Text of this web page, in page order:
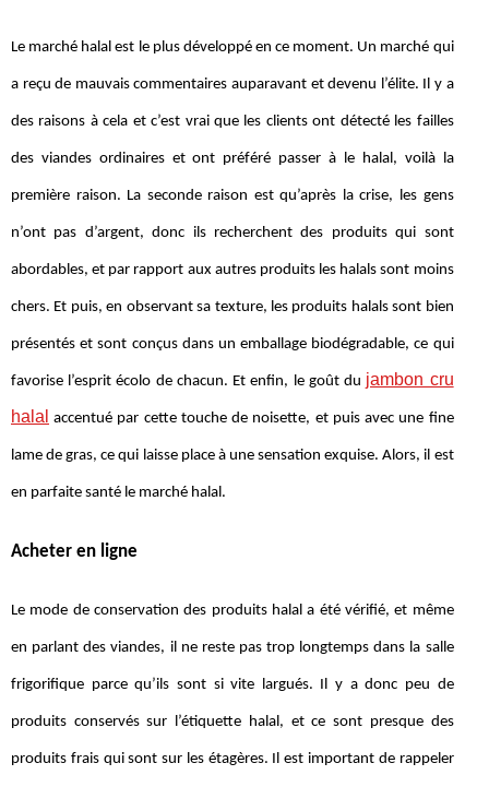
Le marché halal est le plus développé en ce moment. Un marché qui
a reçu de mauvais commentaires auparavant et devenu l’élite. Il y a
des raisons à cela et c’est vrai que les clients ont détecté les failles
des viandes ordinaires et ont préféré passer à le halal, voilà la
première raison. La seconde raison est qu’après la crise, les gens
n’ont pas d’argent, donc ils recherchent des produits qui sont
abordables, et par rapport aux autres produits les halals sont moins
chers. Et puis, en observant sa texture, les produits halals sont bien
présentés et sont conçus dans un emballage biodégradable, ce qui
favorise l’esprit écolo de chacun. Et enfin, le goût du jambon cru
halal accentué par cette touche de noisette, et puis avec une fine
lame de gras, ce qui laisse place à une sensation exquise. Alors, il est
en parfaite santé le marché halal.
Acheter en ligne
Le mode de conservation des produits halal a été vérifié, et même
en parlant des viandes, il ne reste pas trop longtemps dans la salle
frigorifique parce qu’ils sont si vite largués. Il y a donc peu de
produits conservés sur l’étiquette halal, et ce sont presque des
produits frais qui sont sur les étagères. Il est important de rappeler